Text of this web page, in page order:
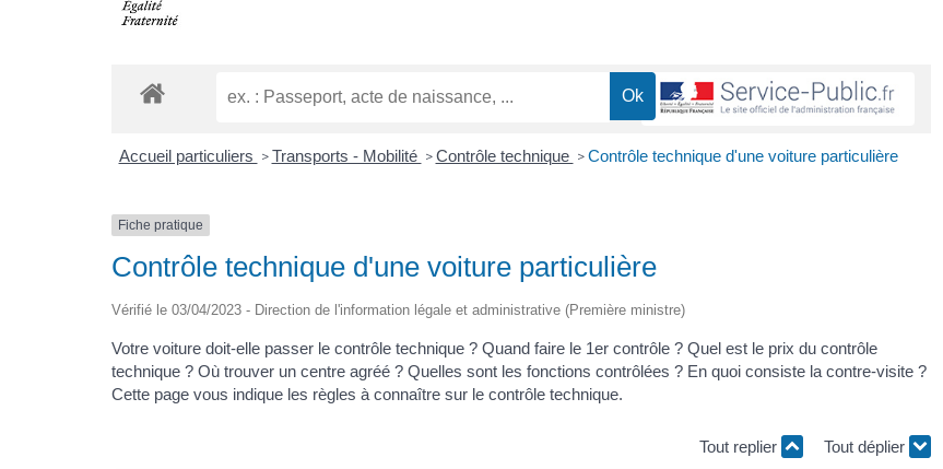
Accueil particuliers > Transports - Mobilité > Contrôle technique > Contrôle technique d'une voiture particulière
Fiche pratique
Contrôle technique d'une voiture particulière
Vérifié le 03/04/2023 - Direction de l'information légale et administrative (Première ministre)
Votre voiture doit-elle passer le contrôle technique ? Quand faire le 1er contrôle ? Quel est le prix du contrôle
technique ? Où trouver un centre agréé ? Quelles sont les fonctions contrôlées ? En quoi consiste la contre-visite ?
Cette page vous indique les règles à connaître sur le contrôle technique.
Tout replier Tout déplier